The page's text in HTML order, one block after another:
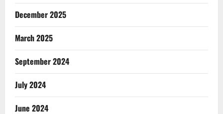
December 2025
March 2025
September 2024
July 2024
June 2024